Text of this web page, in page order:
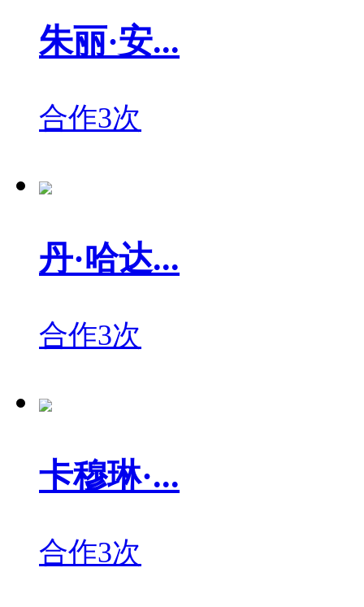
朱丽·安...
合作3次
丹·哈达...
合作3次
卡穆琳·...
合作3次